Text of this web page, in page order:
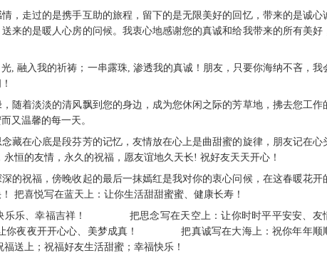
，走过的是携手互助的旅程，留下的是无限美好的回忆，带来的是诚心
来的是暖人心房的问候。我衷心地感谢您的真诚和给我带来的所有美好
, 融入我的祈祷；一串露珠, 渗透我的真诚！朋友，只要你海纳不吝，我
随着淡淡的清风飘到您的身边，成为您休闲之际的芳草地，拂去您工作
又温馨的每一天。
藏在心底是段芬芳的记忆，友情放在心上是曲甜蜜的旋律，朋友记在心
恒的友情，永久的祝福，愿友谊地久天长! 祝好友天天开心！
的祝福，傍晚收起的最后一抹嫣红是我对你的衷心问候，在这春暖花开
把喜悦写在蓝天上：让你生活甜甜蜜蜜、健康长寿！
快乐乐、幸福吉祥！ 把思念写在天空上：让你时时平平安安、友
夜开开心心、美梦成真！ 把真诚写在大海上：祝你年年顺
；祝福好友生活甜蜜；幸福快乐！